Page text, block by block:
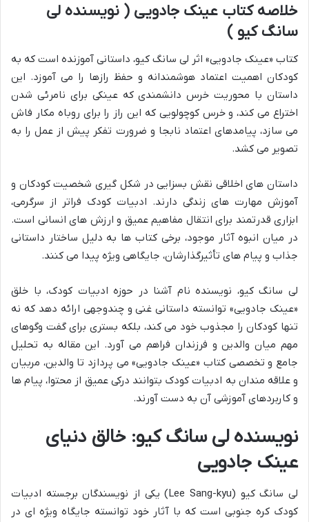
خلاصه کتاب عینک جادویی ( نویسنده لی
سانگ کیو )
کتاب «عینک جادویی» اثر لی سانگ کیو، داستانی آموزنده است که به
کودکان اهمیت اعتماد هوشمندانه و حفظ رازها را می آموزد. این
داستان با محوریت خرس دانشمندی که عینکی برای نامرئی شدن
اختراع می کند، و خرس کوچولویی که این راز را برای روباه مکار فاش
می سازد، پیامدهای اعتماد نابجا و ضرورت تفکر پیش از عمل را به
تصویر می کشد.
داستان های اخلاقی نقش بسزایی در شکل گیری شخصیت کودکان و
آموزش مهارت های زندگی دارند. ادبیات کودک فراتر از سرگرمی،
ابزاری قدرتمند برای انتقال مفاهیم عمیق و ارزش های انسانی است.
در میان انبوه آثار موجود، برخی کتاب ها به دلیل ساختار داستانی
جذاب و پیام های تأثیرگذارشان، جایگاهی ویژه پیدا می کنند.
لی سانگ کیو، نویسنده نام آشنا در حوزه ادبیات کودک، با خلق
«عینک جادویی» توانسته داستانی غنی و چندوجهی ارائه دهد که نه
تنها کودکان را مجذوب خود می کند، بلکه بستری برای گفت وگوهای
مهم میان والدین و فرزندان فراهم می آورد. این مقاله به تحلیل
جامع و تخصصی کتاب «عینک جادویی» می پردازد تا والدین، مربیان
و علاقه مندان به ادبیات کودک بتوانند درکی عمیق از محتوا، پیام ها
و کاربردهای آموزشی آن به دست آورند.
نویسنده لی سانگ کیو: خالق دنیای
عینک جادویی
لی سانگ کیو (Lee Sang-kyu) یکی از نویسندگان برجسته ادبیات
کودک کره جنوبی است که با آثار خود توانسته جایگاه ویژه ای در